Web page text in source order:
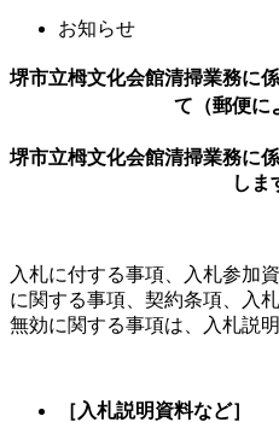
お知らせ
堺市立栂文化会館清掃業務に
て（郵便に
堺市立栂文化会館清掃業務に
しま
入札に付する事項、入札参加
に関する事項、契約条項、入
無効に関する事項は、入札説
［入札説明資料など］